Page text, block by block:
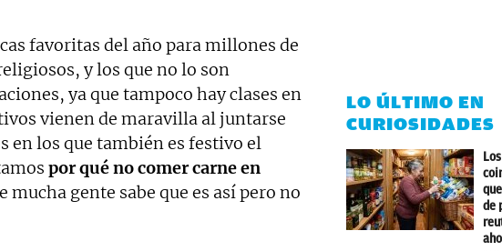
favoritas del año para millones de
y los que no lo son
ya que tampoco hay clases en
vienen de maravilla al juntarse
en los que también es festivo el
por qué no comer carne en
mucha gente sabe que es así pero no
LO ÚLTIMO EN
CURIOSIDADES
de